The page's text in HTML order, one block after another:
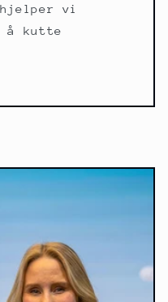
vi
å kutte